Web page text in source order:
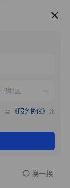
服务推荐
及 《服务协议》 允
换一换